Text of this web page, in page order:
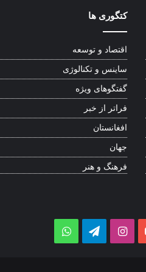
کتگوری ها
اقتصاد و توسعه
ساینس و تکنالوژی
گفتگوهای ویژه
فراتر از خبر
افغانستان
جهان
فرهنگ و هنر
YouTube
Instagram
Telegram
WhatsApp